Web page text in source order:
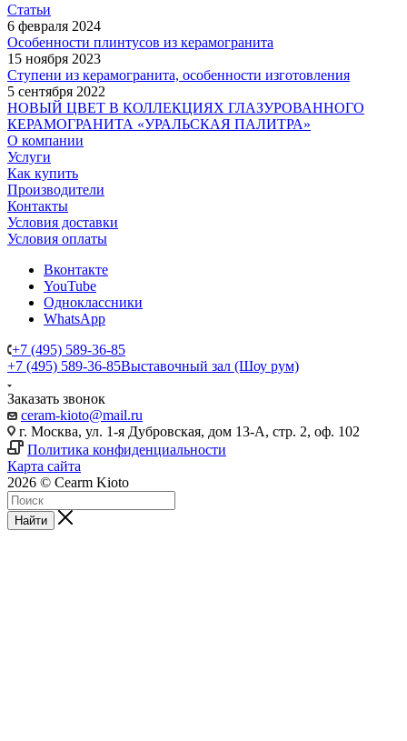
Статьи
6 февраля 2024
Особенности плинтусов из керамогранита
15 ноября 2023
Ступени из керамогранита, особенности изготовления
5 сентября 2022
НОВЫЙ ЦВЕТ В КОЛЛЕКЦИЯХ ГЛАЗУРОВАННОГО
КЕРАМОГРАНИТА «УРАЛЬСКАЯ ПАЛИТРА»
О компании
Услуги
Как купить
Производители
Контакты
Условия доставки
Условия оплаты
Вконтакте
YouTube
Одноклассники
WhatsApp
+7 (495) 589-36-85
+7 (495) 589-36-85Выставочный зал (Шоу рум)
Заказать звонок
ceram-kioto@mail.ru
г. Москва, ул. 1-я Дубровская, дом 13-А, стр. 2, оф. 102
Политика конфиденциальности
Карта сайта
2026 © Cearm Kioto
Найти